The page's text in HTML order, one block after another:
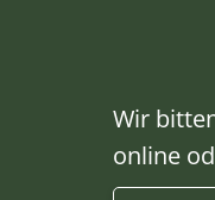
Wir
online